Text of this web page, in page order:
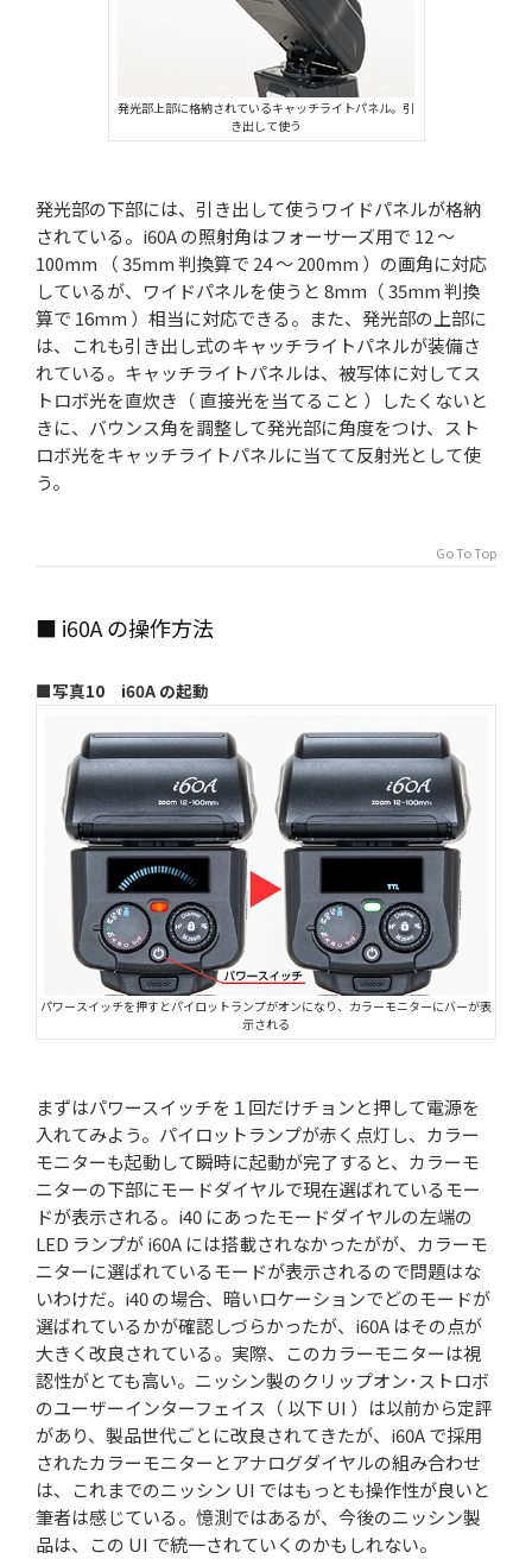
発光部上部に格納されているキャッチライトパネル。引
き出して使う
発光部の下部には、引き出して使うワイドパネルが格納
されている。i60A の照射角はフォーサーズ用で 12 ～
100mm （ 35mm 判換算で 24 ～ 200mm ）の画角に対応
しているが、ワイドパネルを使うと 8mm（ 35mm 判換
算で 16mm ）相当に対応できる。また、発光部の上部に
は、これも引き出し式のキャッチライトパネルが装備さ
れている。キャッチライトパネルは、被写体に対してス
トロボ光を直炊き（ 直接光を当てること ）したくないと
きに、バウンス角を調整して発光部に角度をつけ、スト
ロボ光をキャッチライトパネルに当てて反射光として使
う。
Go To Top
■ i60A の操作方法
■写真10 i60A の起動
パワースイッチを押すとパイロットランプがオンになり、カラーモニターにバーが表
示される
まずはパワースイッチを１回だけチョンと押して電源を
入れてみよう。パイロットランプが赤く点灯し、カラー
モニターも起動して瞬時に起動が完了すると、カラーモ
ニターの下部にモードダイヤルで現在選ばれているモー
ドが表示される。i40 にあったモードダイヤルの左端の
LED ランプが i60A には搭載されなかったがが、カラーモ
ニターに選ばれているモードが表示されるので問題はな
いわけだ。i40 の場合、暗いロケーションでどのモードが
選ばれているかが確認しづらかったが、i60A はその点が
大きく改良されている。実際、このカラーモニターは視
認性がとても高い。ニッシン製のクリップオン･ストロボ
のユーザーインターフェイス（ 以下 UI ）は以前から定評
があり、製品世代ごとに改良されてきたが、i60A で採用
されたカラーモニターとアナログダイヤルの組み合わせ
は、これまでのニッシン UI ではもっとも操作性が良いと
筆者は感じている。憶測ではあるが、今後のニッシン製
品は、この UI で統一されていくのかもしれない。